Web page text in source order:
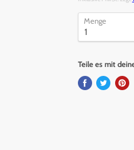
Menge
Teile es mit